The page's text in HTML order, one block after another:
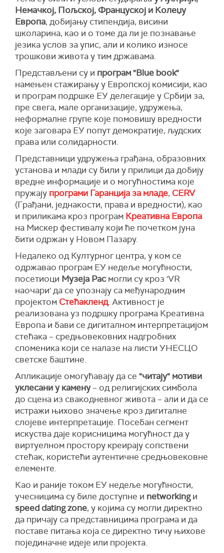
Немачкој, Пољској, Француској и Колеџу
Европа, добијању стипендија, висини
школарина, као и о томе да ли је познавање
језика услов за упис, али и колико износе
трошкови живота у тим државама.
Представљени су и програм "Blue book"
намењен стажирању у Европској комисији, као
и програм подршке ЕУ делегације у Србији за,
пре свега, мале организације, удружења,
неформалне групе које помовишу вредности
које заговара ЕУ попут демократије, људских
права или солидарности.
Представници удружења грађана, образовних
установа и млади су били у прилици да добију
вредне информације и о могућностима које
пружају програми Гаранција за младе, CERV
(Грађани, једнакости, права и вредности), као
и приликама кроз програм Креативна Европа
на Мискер фестивалу који ће почетком јуна
бити одржан у Новом Пазару.
Недалеко од Културног центра, у ком се
одржавао програм ЕУ недеље могућности,
посетиоци Музеја Рас могли су кроз 'VR
наочари' да се упознају са међународним
пројектом Стећакленд. Активност је
реализована уз подршку програма Креативна
Европа и бави се дигиталном интерпретацијом
стећака – средњовековних надгробних
споменика који се налазе на листи УНЕСЦО
светске баштине.
Апликације омогућавају да се "читају" мотиви
уклесани у камену– од религијских симбола
до сцена из свакодневног живота – али и да се
истражи њихово значење кроз дигиталне
слојеве интерпретације. Посебан сегмент
искуства даје корисницима могућност да у
виртуелном простору креирају сопствени
стећак, користећи аутентичне средњовековне
елементе.
Као и раније током ЕУ недеље могућности,
учесницима су биле доступне и networkingи
speed dating zone, у којима су могли директно
да причају са представницима програма и да
поставе питања која се директно тичу њихове
појединачне идеје или пројекта.